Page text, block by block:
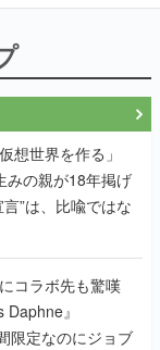
想世界を作る」
の親が18年掲げ
”は、比喩ではな
コラボ先も驚嘆
』
限定なのにジョブ